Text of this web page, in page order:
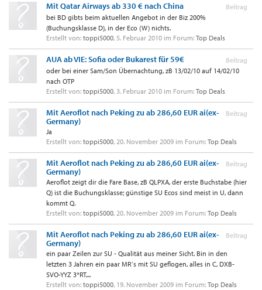
Beitrag
Mit Qatar Airways ab 330 € nach China
bei BD gibts beim aktuellen Angebot in der Biz 200%
(Buchungsklasse D), in der Eco (W) nichts.
Erstellt von: toppi5000, 5. Februar 2010 im Forum: Top Deals
Beitrag
AUA ab VIE: Sofia oder Bukarest für 59€
oder bei einer Sam/Son Übernachtung, zB 13/02/10 auf 14/02/10
nach OTP
Erstellt von: toppi5000, 3. Februar 2010 im Forum: Top Deals
Beitrag
Mit Aeroflot nach Peking zu ab 286,60 EUR ai(ex-
Germany)
Ja
Erstellt von: toppi5000, 20. November 2009 im Forum: Top Deals
Beitrag
Mit Aeroflot nach Peking zu ab 286,60 EUR ai(ex-
Germany)
Aeroflot zeigt dir die Fare Base, zB QLPXA, der erste Buchstabe (hier
Q) ist die Buchungsklasse; günstige SU Ecos sind meist in U, dann
kommt Q.
Erstellt von: toppi5000, 20. November 2009 im Forum: Top Deals
Beitrag
Mit Aeroflot nach Peking zu ab 286,60 EUR ai(ex-
Germany)
ein paar Zeilen zur SU - Qualität aus meiner Sicht. Bin in den
letzten 3 Jahren ein paar MR´s mit SU geflogen, alles in C, DXB-
SVO-YYZ 3*RT,...
Erstellt von: toppi5000, 19. November 2009 im Forum: Top Deals